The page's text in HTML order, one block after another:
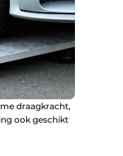
draagkracht,
ook geschikt